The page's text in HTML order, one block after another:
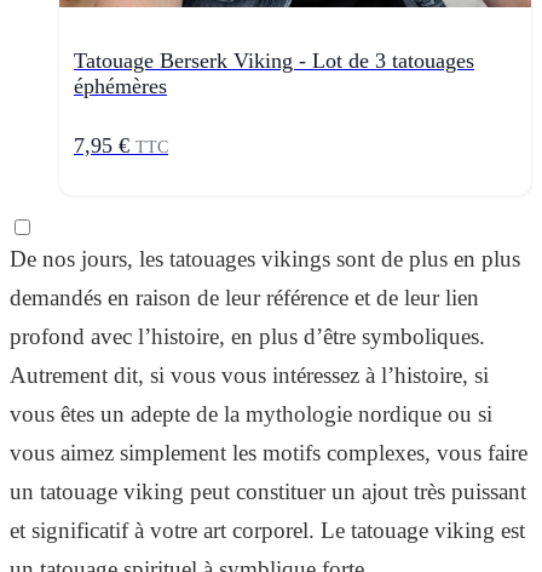
Tatouage Berserk Viking - Lot de 3 tatouages
éphémères
7,95 € TTC
De nos jours, les tatouages ​​vikings sont de plus en plus
demandés en raison de leur référence et de leur lien
profond avec l’histoire, en plus d’être symboliques.
Autrement dit, si vous vous intéressez à l’histoire, si
vous êtes un adepte de la mythologie nordique ou si
vous aimez simplement les motifs complexes, vous faire
un tatouage viking peut constituer un ajout très puissant
et significatif à votre art corporel. Le tatouage viking est